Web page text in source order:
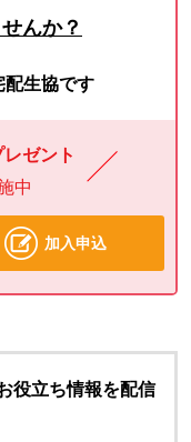
んか？
配生協です
ゼント
中
加入申込
役立ち情報を配信